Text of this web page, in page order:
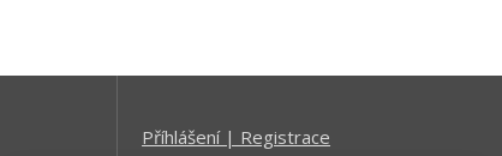
Příhlášení | Registrace